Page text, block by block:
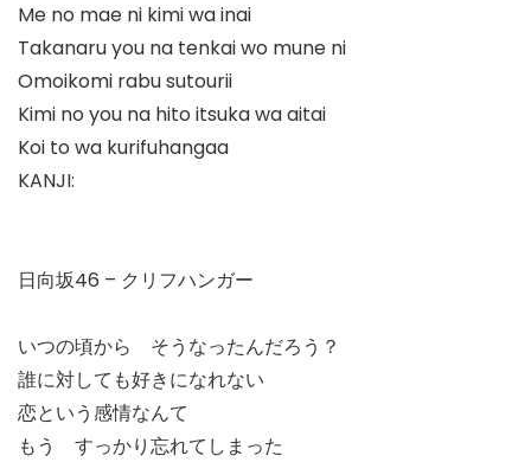
Me no mae ni kimi wa inai
Takanaru you na tenkai wo mune ni
Omoikomi rabu sutourii
Kimi no you na hito itsuka wa aitai
Koi to wa kurifuhangaa
KANJI:
日向坂46 – クリフハンガー
いつの頃から そうなったんだろう？
誰に対しても好きになれない
恋という感情なんて
もう すっかり忘れてしまった